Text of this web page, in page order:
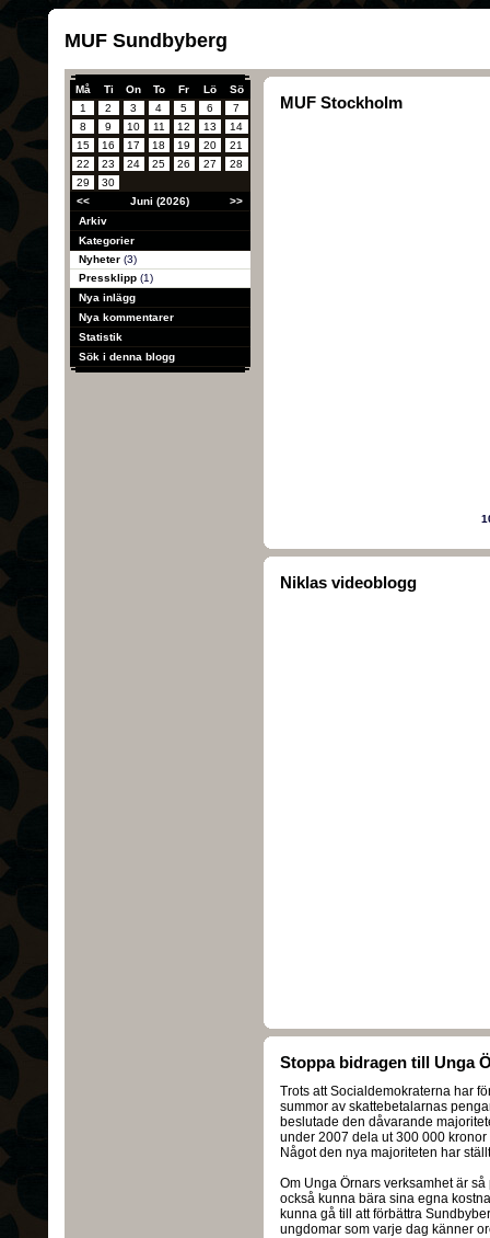
MUF Sundbyberg
Må Ti On To Fr Lö
Sö
1
2 3 4 5 6
7
8
9 10 11 12 13
14
15
16 17 18 19 20
21
22
23 24 25 26 27
28
29
30
<<
Juni (2026)
>>
Arkiv
Kategorier
Nyheter (3)
Pressklipp (1)
Nya inlägg
Nya kommentarer
Statistik
Sök i denna blogg
MUF Stockholm
Niklas videoblogg
Stoppa bidragen till Unga
Trots att Socialdemokraterna har
summor av skattebetalarnas
beslutade den dåvarande
under 2007 dela ut 300 000
Något den nya majoriteten har
Om Unga Örnars verksamhet är
också kunna bära sina egna
kunna gå till att förbättra
ungdomar som varje dag känner